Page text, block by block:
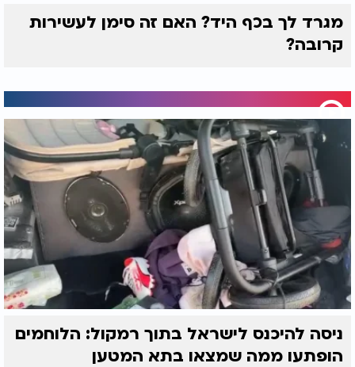
מגרד לך בכף היד? האם זה סימן לעשירות
קרובה?
ניסה להיכנס לישראל בתוך רמקול: הלוחמים
הופתעו ממה שמצאו בתא המטען